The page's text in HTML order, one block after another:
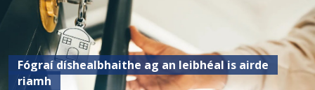
Fógraí díshealbhaithe ag an leibhéal is airde
riamh